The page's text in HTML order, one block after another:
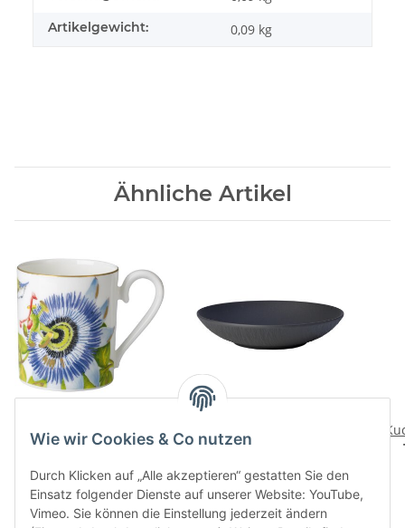
Artikelgewicht: 0,09 kg
Ähnliche Artikel
Henkel
55,90 CHF*
32,90 CHF
Wie wir Cookies & Co nutzen
Durch Klicken auf „Alle akzeptieren“ gestatten Sie den
Einsatz folgender Dienste auf unserer Website: YouTube,
Vimeo. Sie können die Einstellung jederzeit ändern